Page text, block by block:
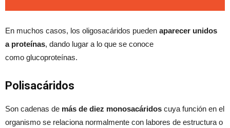
En muchos casos, los oligosacáridos pueden aparecer unidos
a proteínas, dando lugar a lo que se conoce
como glucoproteínas.
Polisacáridos
Son cadenas de más de diez monosacáridos cuya función en el
organismo se relaciona normalmente con labores de estructura o